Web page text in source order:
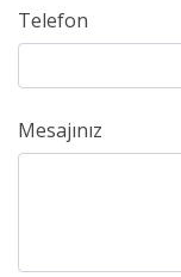
Telefon
Mesajınız